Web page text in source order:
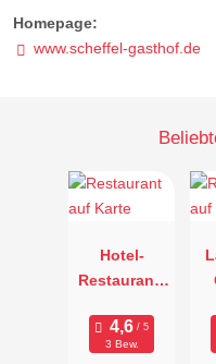
Homepage:
www.scheffel-gasthof.de
Hotel-
Restaurant-
3 Bew.